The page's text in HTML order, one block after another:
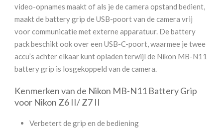
video-opnames maakt of als je de camera opstand bedient,
maakt de battery grip de USB-poort van de camera vrij
voor communicatie met externe apparatuur. De battery
pack beschikt ook over een USB-C-poort, waarmee je twee
accu’s achter elkaar kunt opladen terwijl de Nikon MB-N11
battery grip is losgekoppeld van de camera.
Kenmerken van de Nikon MB-N11 Battery Grip
voor Nikon Z6 II/ Z7 II
Verbetert de grip en de bediening